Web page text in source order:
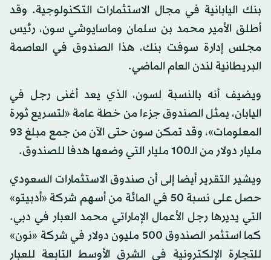
بنك اليابانية في مجال الاستثمارات التكنولوجية. وقد
أطلق الأمير محمد بن سلمان وماسايوشي سون، رئيس
مجلس إدارة سوفت بنك، هذا الصندوق في العاصمة
البريطانية لندن العام الماضي.
ويضيف أنه بالنسبة لسون، الذي يعد أغنى رجل في
اليابان، يمثل الصندوق جزءا من خطة عامة «لتسريع ثورة
المعلومات»، وقد تمكن سون حتى الآن من جمع مبلغ 93
مليار دولار من الـ100 مليار التي وضعها هدفا للصندوق.
ويشير التقرير أيضا إلى أن صندوق الاستثمارات السعودي
حصل على نسبة 50 في المائة من أسهم شركة «أدبيتو»
التي يديرها رجل الأعمال الإماراتي محمد العبار في دبي.
كما استثمر الصندوق 500 مليون دولار في شركة «نون»
للتجارة الإلكترونية في الشرق الأوسط التابعة للعبار